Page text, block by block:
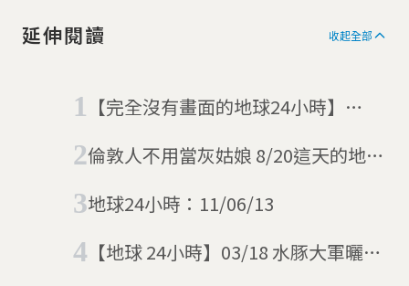
延伸閱讀 收起全部
【完全沒有畫面的地球24小時】
倫敦人不用當灰姑娘 8/20這天的地球
地球24小時：11/06/13
【地球 24小時】03/18 水豚大軍曬太